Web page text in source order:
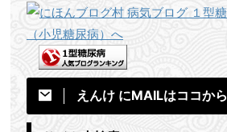
えんけ にMAILはココから